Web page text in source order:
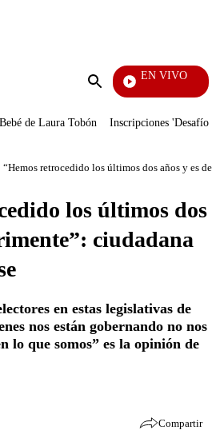
Enviar
EN VIVO
Televentas
Bebé de Laura Tobón Inscripciones 'Desafío'
“Hemos retrocedido los últimos dos años y es
los últimos dos
ciudadana
en estas legislativas de
nos están gobernando no nos
lo que somos” es la opinión de
Compartir